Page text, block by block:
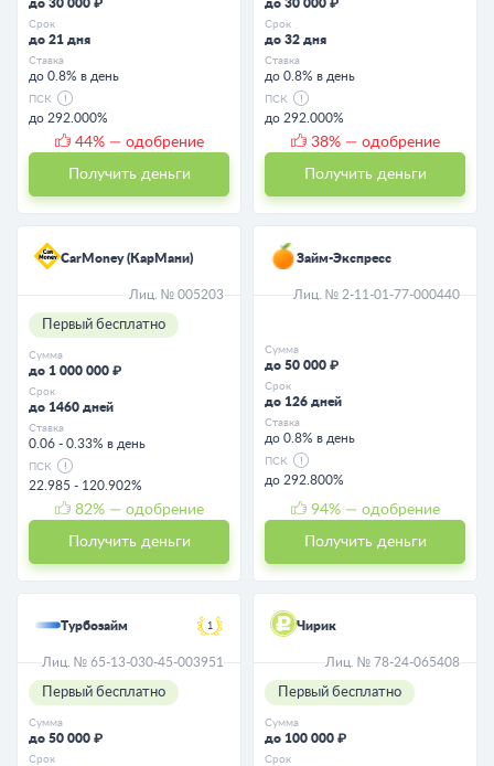
до 30 000 ₽
Срок
до 21 дня
Ставка
до 0.8% в день
ПСК
до 292.000%
44% — одобрение
Получить деньги
до 30 000 ₽
Срок
до 32 дня
Ставка
до 0.8% в день
ПСК
до 292.000%
38% — одобрение
Получить деньги
CarMoney (КарМани)
Лиц. № 005203
Первый бесплатно
Сумма
до 1 000 000 ₽
Срок
до 1460 дней
Ставка
0.06 - 0.33% в день
ПСК
22.985 - 120.902%
82% — одобрение
Получить деньги
Займ-Экспресс
Лиц. № 2-11-01-77-000440
Сумма
до 50 000 ₽
Срок
до 126 дней
Ставка
до 0.8% в день
ПСК
до 292.800%
94% — одобрение
Получить деньги
Турбозайм 1
Лиц. № 65-13-030-45-003951
Первый бесплатно
Сумма
до 50 000 ₽
Срок
Чирик
Лиц. № 78-24-065408
Первый бесплатно
Сумма
до 100 000 ₽
Срок